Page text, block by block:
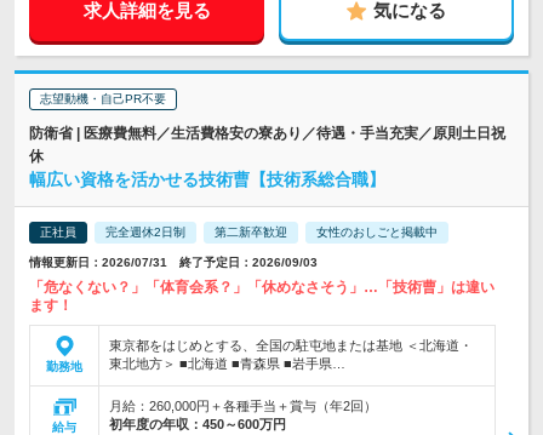
求人詳細を見る 気になる
志望動機・自己PR不要
防衛省 | 医療費無料／生活費格安の寮あり／待遇・手当充実／原則土日祝
休
幅広い資格を活かせる技術曹【技術系総合職】
正社員 完全週休2日制 第二新卒歓迎 女性のおしごと掲載中
情報更新日：2026/07/31 終了予定日：2026/09/03
「危なくない？」「体育会系？」「休めなさそう」…「技術曹」は違い
ます！
勤務地
東京都をはじめとする、全国の駐屯地または基地 ＜北海道・
東北地方＞ ■北海道 ■青森県 ■岩手県…
給与
月給：260,000円＋各種手当＋賞与（年2回）
初年度の年収： 450～600万円